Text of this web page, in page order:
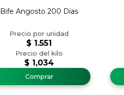
Bife Angosto 200 Días
$ 1,034
$ 1.551